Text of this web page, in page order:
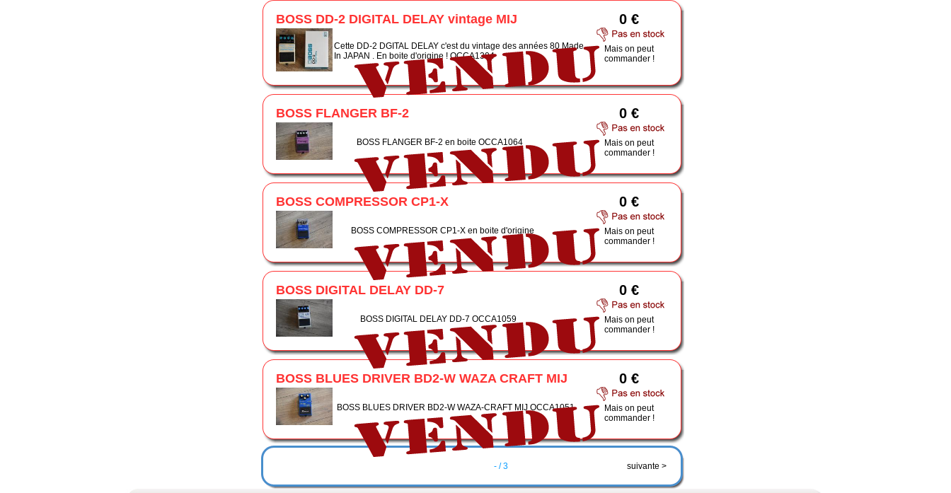
BOSS DD-2 DIGITAL DELAY vintage MIJ
Cette DD-2 DGITAL DELAY c'est du vintage des années 80 Made
In JAPAN . En boite d'origine ! OCCA1304
0 €
Mais on peut
commander !
BOSS FLANGER BF-2
BOSS FLANGER BF-2 en boite OCCA1064
0 €
Mais on peut
commander !
BOSS COMPRESSOR CP1-X
BOSS COMPRESSOR CP1-X en boite d'origine
0 €
Mais on peut
commander !
BOSS DIGITAL DELAY DD-7
BOSS DIGITAL DELAY DD-7 OCCA1059
0 €
Mais on peut
commander !
BOSS BLUES DRIVER BD2-W WAZA CRAFT MIJ
BOSS BLUES DRIVER BD2-W WAZA-CRAFT MIJ OCCA1051
0 €
Mais on peut
commander !
- / 3 suivante >